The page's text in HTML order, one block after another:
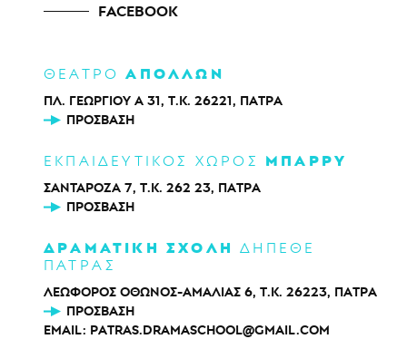
FACEBOOK
ΘΕΑΤΡΟΑΠΟΛΛΩΝ
ΠΛ. ΓΕΩΡΓΙΟΥ Α 31, Τ.Κ. 26221, ΠΑΤΡΑ
ΠΡΌΣΒΑΣΗ
ΕΚΠΑΙΔΕΥΤΙΚΟΣ ΧΩΡΟΣ ΜΠΑΡΡΥ
ΣΑΝΤΑΡΟΖΑ 7, Τ.Κ. 262 23, ΠΑΤΡΑ
ΠΡΌΣΒΑΣΗ
ΔΡΑΜΑΤΙΚΗ ΣΧΟΛΗ ΔΗΠΕΘΕ
ΠΑΤΡΑΣ
ΛΕΩΦΟΡΟΣ ΟΘΩΝΟΣ-ΑΜΑΛΙΑΣ 6, Τ.Κ. 26223, ΠΑΤΡΑ
ΠΡΌΣΒΑΣΗ
EMAIL: PATRAS.DRAMASCHOOL@GMAIL.COM